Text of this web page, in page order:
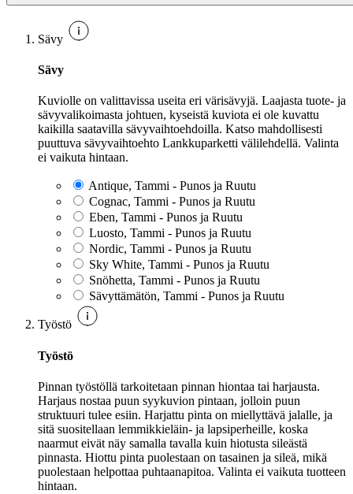
Sävy
Sävy
Kuviolle on valittavissa useita eri värisävyjä. Laajasta tuote- ja
sävyvalikoimasta johtuen, kyseistä kuviota ei ole kuvattu
kaikilla saatavilla sävyvaihtoehdoilla. Katso mahdollisesti
puuttuva sävyvaihtoehto Lankkuparketti välilehdellä. Valinta
ei vaikuta hintaan.
Antique, Tammi - Punos ja Ruutu
Cognac, Tammi - Punos ja Ruutu
Eben, Tammi - Punos ja Ruutu
Luosto, Tammi - Punos ja Ruutu
Nordic, Tammi - Punos ja Ruutu
Sky White, Tammi - Punos ja Ruutu
Snöhetta, Tammi - Punos ja Ruutu
Sävyttämätön, Tammi - Punos ja Ruutu
Työstö
Työstö
Pinnan työstöllä tarkoitetaan pinnan hiontaa tai harjausta.
Harjaus nostaa puun syykuvion pintaan, jolloin puun
struktuuri tulee esiin. Harjattu pinta on miellyttävä jalalle, ja
sitä suositellaan lemmikkieläin- ja lapsiperheille, koska
naarmut eivät näy samalla tavalla kuin hiotusta sileästä
pinnasta. Hiottu pinta puolestaan on tasainen ja sileä, mikä
puolestaan helpottaa puhtaanapitoa. Valinta ei vaikuta tuotteen
hintaan.